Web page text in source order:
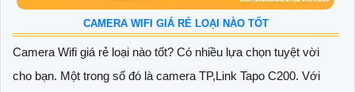
CAMERA WIFI GIÁ RẺ LOẠI NÀO TỐT
Camera Wifi giá rẻ loại nào tốt? Có nhiều lựa chọn tuyệt vời
cho bạn. Một trong số đó là camera TP,Link Tapo C200. Với